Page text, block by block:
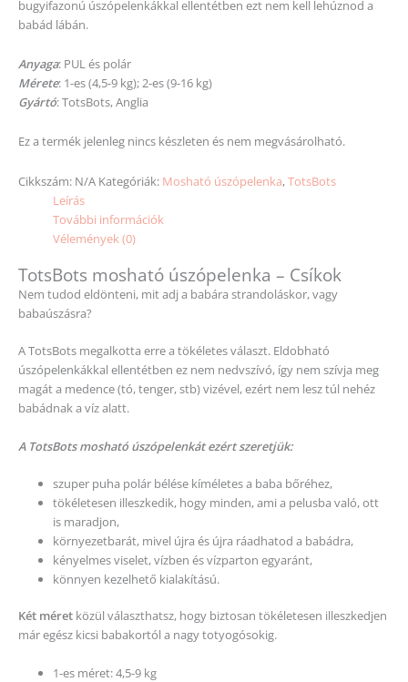
bugyifazonú úszópelenkákkal ellentétben ezt nem kell lehúznod a
babád lábán.
Anyaga: PUL és polár
Mérete: 1-es (4,5-9 kg); 2-es (9-16 kg)
Gyártó: TotsBots, Anglia
Ez a termék jelenleg nincs készleten és nem megvásárolható.
Cikkszám: N/A Kategóriák: Mosható úszópelenka,TotsBots
Leírás
További információk
Vélemények (0)
TotsBots mosható úszópelenka – Csíkok
Nem tudod eldönteni, mit adj a babára strandoláskor, vagy
babaúszásra?
A TotsBots megalkotta erre a tökéletes választ. Eldobható
úszópelenkákkal ellentétben ez nem nedvszívó, így nem szívja meg
magát a medence (tó, tenger, stb) vizével, ezért nem lesz túl nehéz
babádnak a víz alatt.
A TotsBots mosható úszópelenkát ezért szeretjük:
szuper puha polár bélése kíméletes a baba bőréhez,
tökéletesen illeszkedik, hogy minden, ami a pelusba való, ott
is maradjon,
környezetbarát, mivel újra és újra ráadhatod a babádra,
kényelmes viselet, vízben és vízparton egyaránt,
könnyen kezelhető kialakítású.
Két méret közül választhatsz, hogy biztosan tökéletesen illeszkedjen
már egész kicsi babakortól a nagy totyogósokig.
1-es méret: 4,5-9 kg